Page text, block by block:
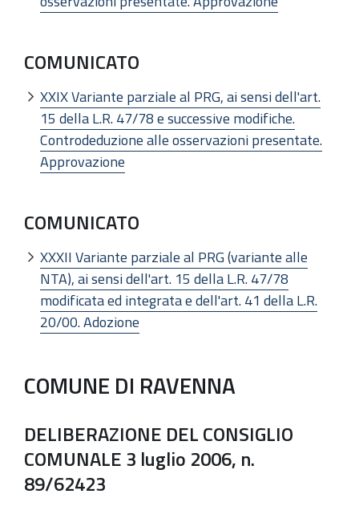
COMUNICATO
XXIX Variante parziale al PRG, ai sensi dell'art.
15 della L.R. 47/78 e successive modifiche.
Controdeduzione alle osservazioni presentate.
Approvazione
COMUNICATO
XXXII Variante parziale al PRG (variante alle
NTA), ai sensi dell'art. 15 della L.R. 47/78
modificata ed integrata e dell'art. 41 della L.R.
20/00. Adozione
COMUNE DI RAVENNA
DELIBERAZIONE DEL CONSIGLIO
COMUNALE 3 luglio 2006, n.
89/62423